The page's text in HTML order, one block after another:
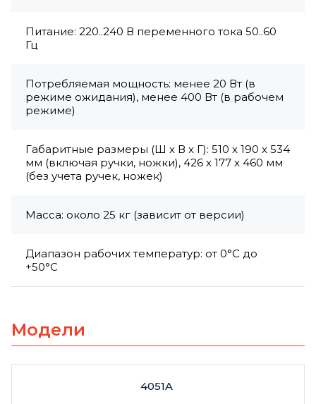
Питание: 220..240 В переменного тока 50..60
Гц
Потребляемая мощность: менее 20 Вт (в
режиме ожидания), менее 400 Вт (в рабочем
режиме)
Габаритные размеры (Ш x В x Г): 510 x 190 x 534
мм (включая ручки, ножки), 426 x 177 x 460 мм
(без учета ручек, ножек)
Масса: около 25 кг (зависит от версии)
Диапазон рабочих температур: от 0°C до
+50°C
Модели
4051A